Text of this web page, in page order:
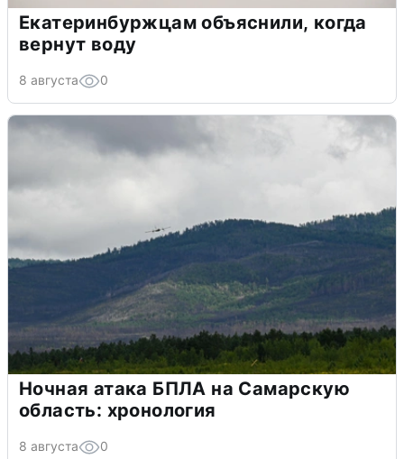
Екатеринбуржцам объяснили, когда
вернут воду
8 августа 0
Ночная атака БПЛА на Самарскую
область: хронология
8 августа 0